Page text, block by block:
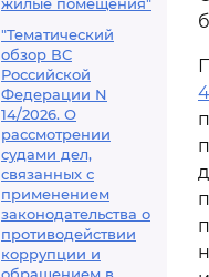
"Тематический
обзор ВС
Российской
Федерации N
14/2026. О
рассмотрении
судами дел,
связанных с
применением
законодательства о
противодействии
коррупции и